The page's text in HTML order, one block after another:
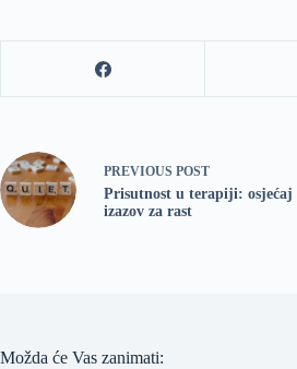
PREVIOUS POST
Prisutnost u terapiji: osjećaj
izazov za rast
Možda će Vas zanimati: